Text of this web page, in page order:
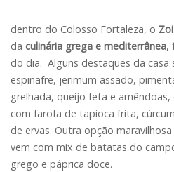
dentro do Colosso Fortaleza, o Zoi
da culinária grega e mediterrânea,
do dia. Alguns destaques da
espinafre, jerimum assado,
grelhada, queijo feta e amêndoas,
com farofa de tapioca frita,
de ervas. Outra opção maravilhosa
vem com mix de batatas do
grego e páprica doce.